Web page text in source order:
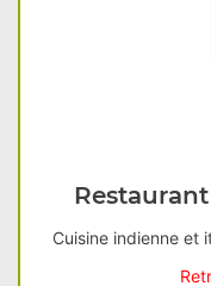
Cuisine indienne et